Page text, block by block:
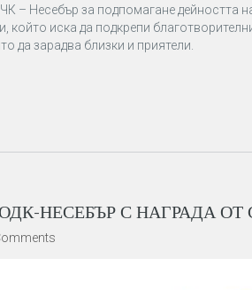
– Несебър за подпомагане дейността
който иска да подкрепи
да зарадва близки и приятели.
НЕСЕБЪР С НАГРАДА ОТ